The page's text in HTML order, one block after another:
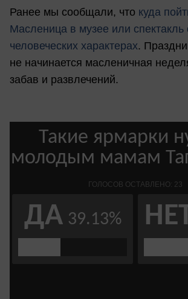
Ранее мы сообщали, что куда
Масленица в музее или спектакль
человеческих характерах.
не начинается масленичная
забав и развлечений.